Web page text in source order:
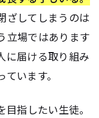
ざしてしまうのは
立場ではあります
に届ける取り組み
います。
目指したい生徒。